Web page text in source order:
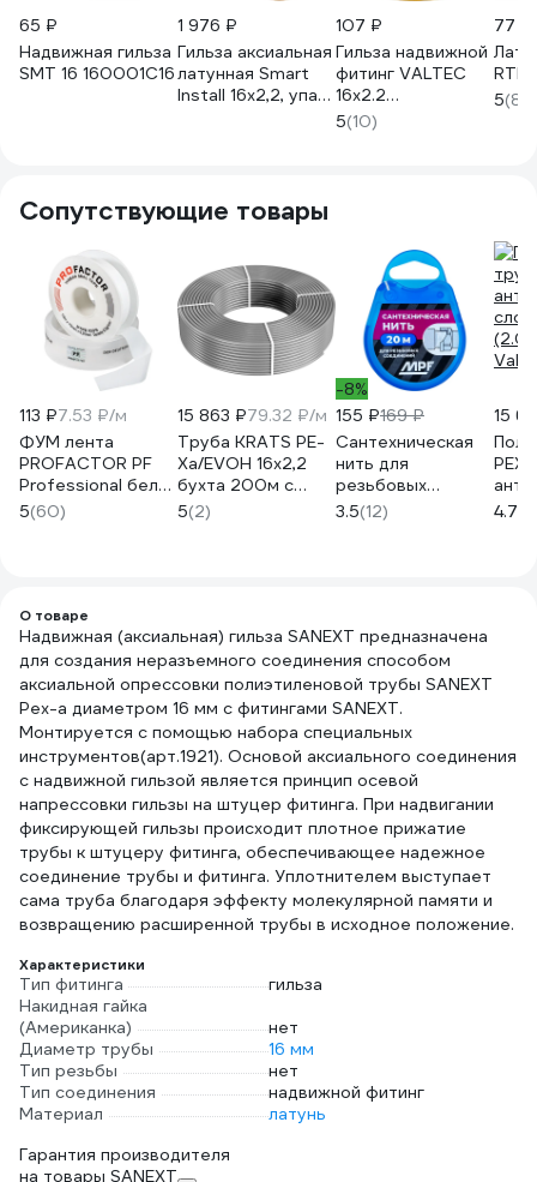
65 ₽
Надвижная гильза
SMT 16 160001C16
1 976 ₽
Гильза аксиальная
латунная Smart
Install 16x2,2, упак.
107 ₽
Гильза надвижной
фитинг VALTEC
16х2.2
VTm.400.BG.001622
5(10)
77 ₽
RTP
5(8)
Сопутствующие товары
113 ₽7.53 ₽/м
ФУМ лента
PROFACTOR PF
Professional белая
Ф85 мм 19мм х
0,25мм х 15м PF FE
5(60)
15 863 ₽79.32 ₽/м
Труба KRATS PE-
Xa/EVOH 16x2,2
бухта 200м с
антидиффузионным
слоем (металик)
5(2)
-8%
155 ₽169 ₽
Сантехническая
нить для
резьбовых
соединений MPF
20 метров
3.5(12)
15
PEX
4.7
О товаре
Надвижная (аксиальная) гильза SANEXT предназначена
для создания неразъемного соединения способом
аксиальной опрессовки полиэтиленовой трубы SANEXT
Pex-a диаметром 16 мм с фитингами SANEXT.
Монтируется с помощью набора специальных
инструментов(арт.1921). Основой аксиального соединения
с надвижной гильзой является принцип осевой
напрессовки гильзы на штуцер фитинга. При надвигании
фиксирующей гильзы происходит плотное прижатие
трубы к штуцеру фитинга, обеспечивающее надежное
соединение трубы и фитинга. Уплотнителем выступает
сама труба благодаря эффекту молекулярной памяти и
возвращению расширенной трубы в исходное положение.
Характеристики
Тип фитинга
гильза
Накидная гайка
(Американка)
нет
Диаметр трубы
16 мм
Тип резьбы
нет
Тип соединения
надвижной фитинг
Материал
латунь
Гарантия производителя
на товары SANEXT